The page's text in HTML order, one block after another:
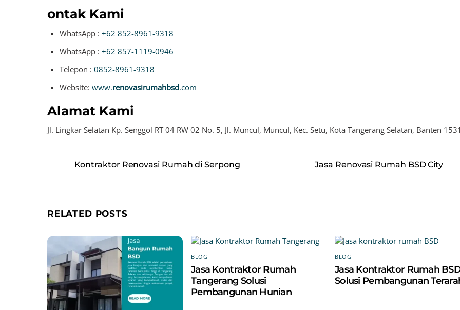
ontak Kami
WhatsApp : +62 852-8961-9318
WhatsApp : +62 857-1119-0946
Telepon : 0852-8961-9318
Website: www.renovasirumahbsd.com
Alamat Kami
Jl. Lingkar Selatan Kp. Senggol RT 04 RW 02 No. 5, Jl. Muncul, Muncul, Kec. Setu, Kota Tangerang Selatan, Banten
Kontraktor Renovasi Rumah di Serpong Jasa Renovasi Rumah BSD City
RELATED POSTS
BLOG
Jasa Kontraktor Rumah
Tangerang Solusi
Pembangunan Hunian
BLOG
Jasa Kontraktor Rumah
Solusi Pembangunan